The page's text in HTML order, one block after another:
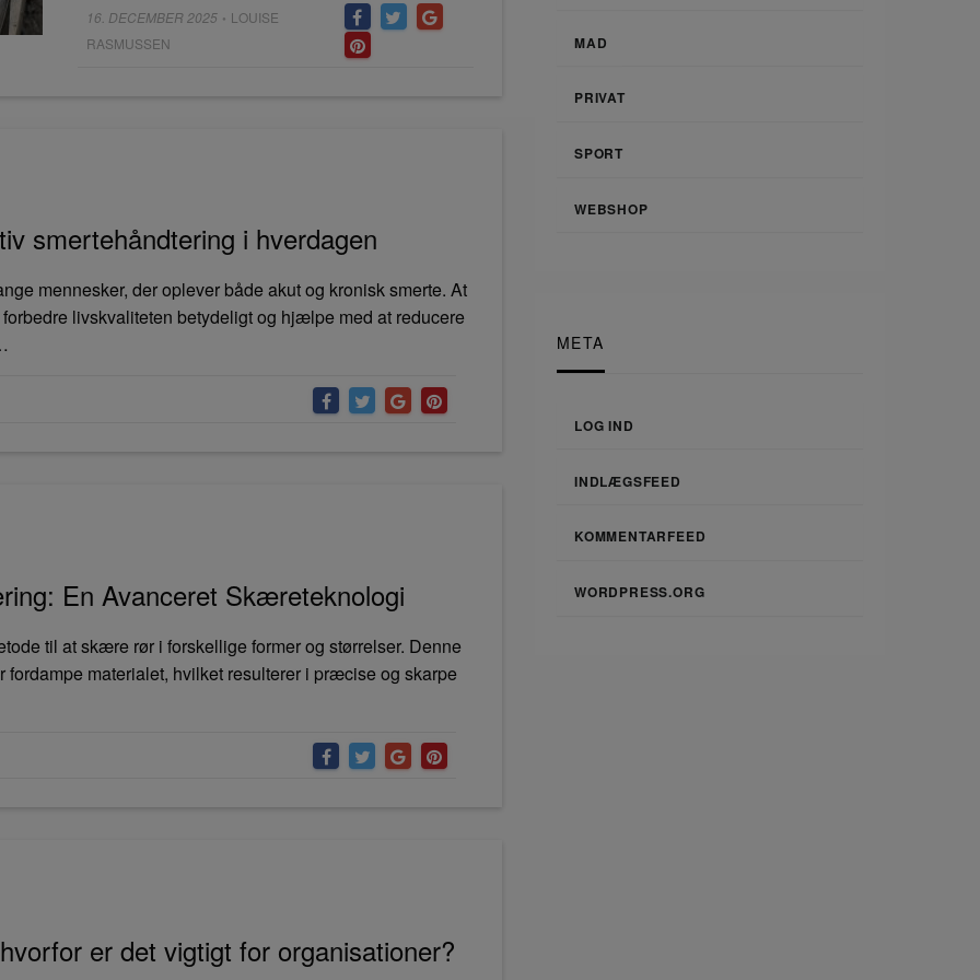
Posted
16. DECEMBER 2025 • LOUISE
RASMUSSEN
smertehåndtering i hverdagen
mennesker, der oplever både akut og kronisk smerte. At
livskvaliteten betydeligt og hjælpe med at reducere
En Avanceret Skæreteknologi
til at skære rør i forskellige former og størrelser. Denne
materialet, hvilket resulterer i præcise og skarpe
er det vigtigt for organisationer?
MAD
PRIVAT
SPORT
WEBSHOP
META
LOG IND
INDLÆGSFEED
KOMMENTARFEED
WORDPRESS.ORG